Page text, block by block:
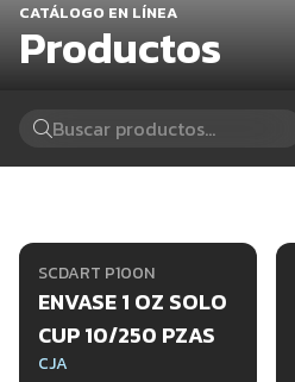
CATÁLOGO EN LÍNEA
Productos
SCDART P100N
ENVASE 1 OZ SOLO
CUP 10/250 PZAS
CJA